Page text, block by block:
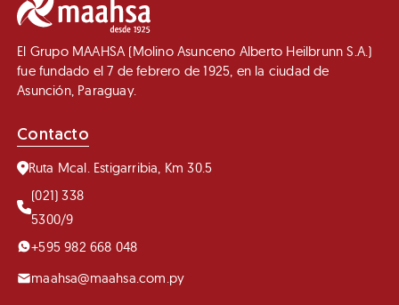
El Grupo MAAHSA (Molino Asunceno Alberto Heilbrunn S.A.)
fue fundado el 7 de febrero de 1925, en la ciudad de
Asunción, Paraguay.
Contacto
Ruta Mcal. Estigarribia, Km 30.5
(021) 338
5300/9
+595 982 668 048
maahsa@maahsa.com.py